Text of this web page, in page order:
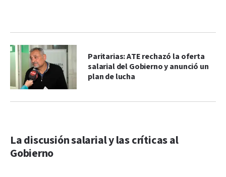
Paritarias: ATE rechazó la oferta
salarial del Gobierno y anunció un
plan de lucha
La discusión salarial y las críticas al
Gobierno